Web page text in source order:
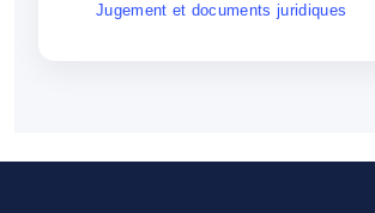
Jugement et documents juridiques